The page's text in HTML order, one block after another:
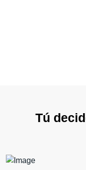
Tú